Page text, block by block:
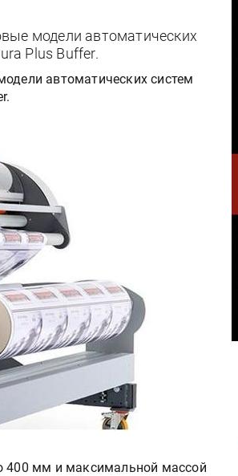
модели автоматических
Plus Buffer.
автоматических систем
400 мм и максимальной массой